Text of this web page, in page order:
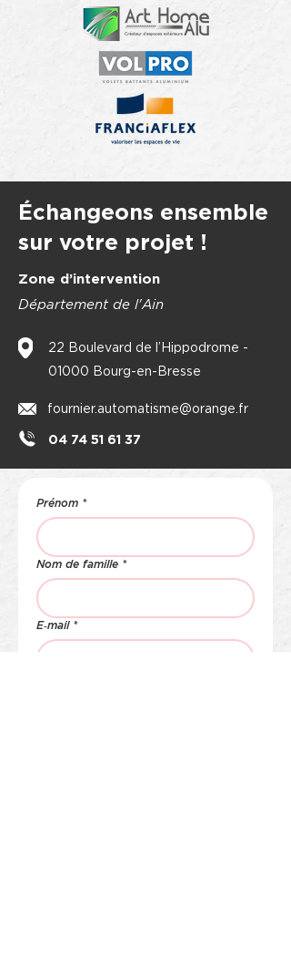
Échangeons ensemble
sur votre projet !
Zone d’intervention
Département de l'Ain
22 Boulevard de l’Hippodrome -
01000 Bourg-en-Bresse
fournier.automatisme@orange.fr
04 74 51 61 37
Prénom *
Nom de famille *
E‑mail *